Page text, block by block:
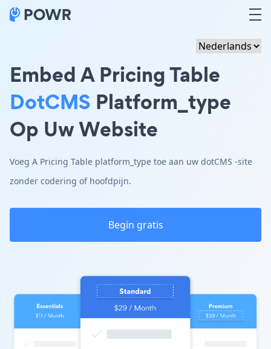
Embed A Pricing Table
DotCMS Platform_type
Op Uw Website
Voeg A Pricing Table platform_type toe aan uw dotCMS -site
zonder codering of hoofdpijn.
Begin gratis